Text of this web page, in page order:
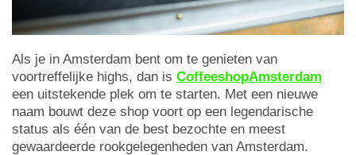
Als je in Amsterdam bent om te genieten van
voortreffelijke highs, dan is CoffeeshopAmsterdam
een uitstekende plek om te starten. Met een nieuwe
naam bouwt deze shop voort op een legendarische
status als één van de best bezochte en meest
gewaardeerde rookgelegenheden van Amsterdam.